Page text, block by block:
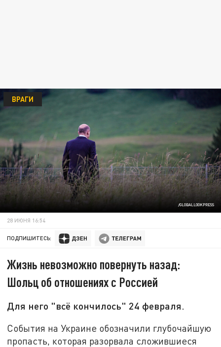
/GLOBALLOOKPRESS
ВРАГИ
28 ИЮНЯ 16:54
ПОДПИШИТЕСЬ:
Жизнь невозможно повернуть назад:
Шольц об отношениях с Россией
Для него "всё кончилось" 24 февраля.
События на Украине обозначили глубочайшую
пропасть, которая разорвала сложившиеся